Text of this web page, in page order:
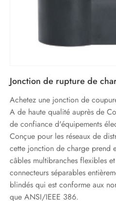
Jonction de rupture de
Achetez une jonction de
A de haute qualité auprès de
de confiance d'équipements
Conçue pour les réseaux de
cette jonction de charge prend
câbles multibranches flexibles
connecteurs séparables
blindés qui est conforme aux
que ANSI/IEEE 386.